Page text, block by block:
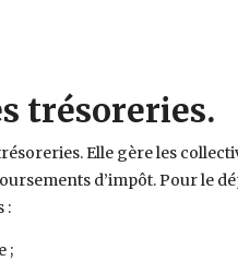
trésoreries.
Elle gère les
d’impôt. Pour le
:
;